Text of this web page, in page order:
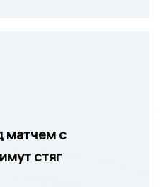
матчем с
стяг